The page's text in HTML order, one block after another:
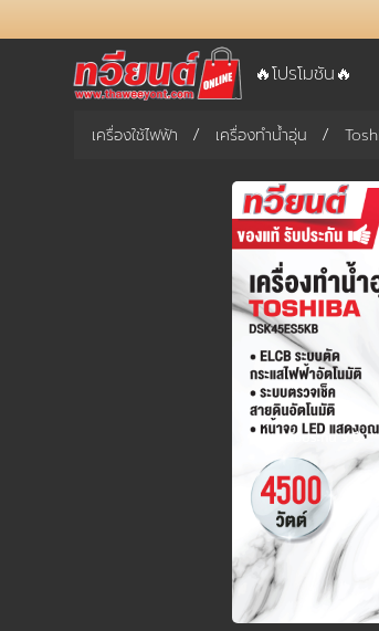
🔥โปรโมชัน🔥
เครื่องใช้ไฟฟ้า เครื่องทำน้ำอุ่น